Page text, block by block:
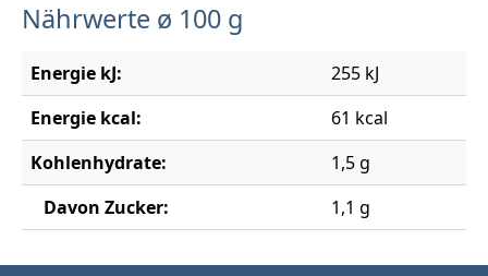
Nährwerte ø 100 g
Energie kJ:
255 kJ
Energie kcal:
61 kcal
Kohlenhydrate:
1,5 g
Davon Zucker:
1,1 g